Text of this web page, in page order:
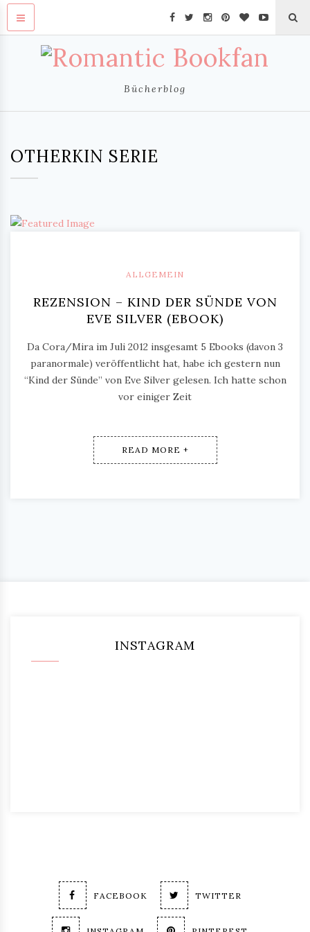
Bücherblog
OTHERKIN SERIE
ALLGEMEIN
REZENSION – KIND DER SÜNDE VON
EVE SILVER (EBOOK)
Da Cora/Mira im Juli 2012 insgesamt 5 Ebooks (davon 3
paranormale) veröffentlicht hat, habe ich gestern nun
“Kind der Sünde” von Eve Silver gelesen. Ich hatte schon
vor einiger Zeit
READ MORE +
INSTAGRAM
FACEBOOK TWITTER